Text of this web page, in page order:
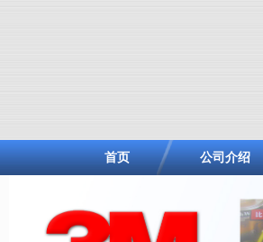
首页 公司介绍